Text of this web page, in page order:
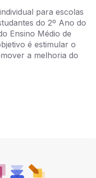
para escolas
do 2º Ano do
Ensino Médio de
é estimular o
a melhoria do